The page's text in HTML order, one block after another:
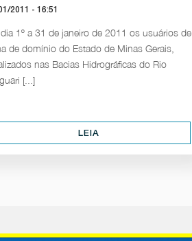
2011 - 16:51
1º a 31 de janeiro de 2011 os usuários de
de domínio do Estado de Minas Gerais,
nas Bacias Hidrográficas do Rio
[...]
LEIA